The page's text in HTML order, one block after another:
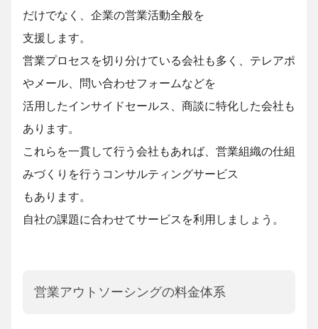
だけでなく、企業の営業活動全般を
支援します。
営業プロセスを切り分けている会社も多く、テレアポ
やメール、問い合わせフォームなどを
活用したインサイドセールス、商談に特化した会社も
あります。
これらを一貫して行う会社もあれば、営業組織の仕組
みづくりを行うコンサルティングサービス
もあります。
自社の課題に合わせてサービスを利用しましょう。
営業アウトソーシングの料金体系